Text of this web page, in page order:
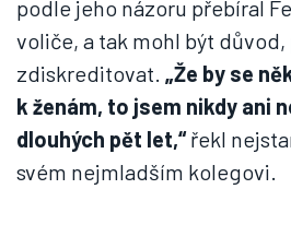
podle jeho názoru přebíral
voliče, a tak mohl být důvod,
zdiskreditovat. „Že by se
k ženám, to jsem nikdy ani
dlouhých pět let,“řekl
svém nejmladším kolegovi.